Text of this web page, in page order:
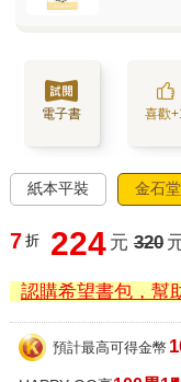
電子書 喜歡
紙本平裝 金石
7 折 224 元 320
認購希望書包，幫
預計最高可得金幣